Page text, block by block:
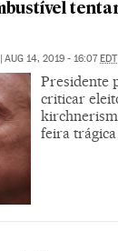
| AUG 14, 2019 - 16:07EDT
Presidente
criticar
feira